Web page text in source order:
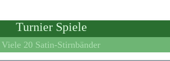
Turnier Spiele
Viele 20 Satin-Stirnbänder